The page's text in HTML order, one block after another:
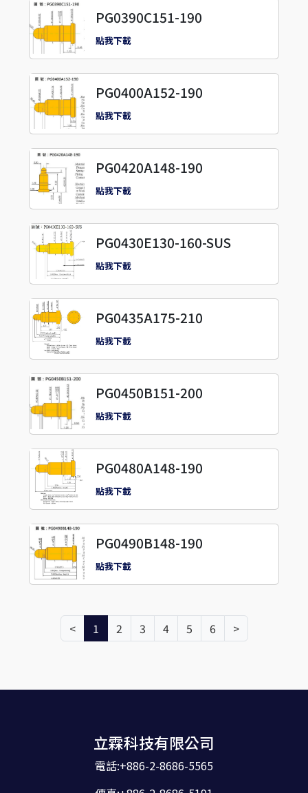
PG0390C151-190
點我下載
PG0400A152-190
點我下載
PG0420A148-190
點我下載
PG0430E130-160-SUS
點我下載
PG0435A175-210
點我下載
PG0450B151-200
點我下載
PG0480A148-190
點我下載
PG0490B148-190
點我下載
< 1 2 3 4 5 6 >
立霖科技有限公司
電話:+886-2-8686-5565